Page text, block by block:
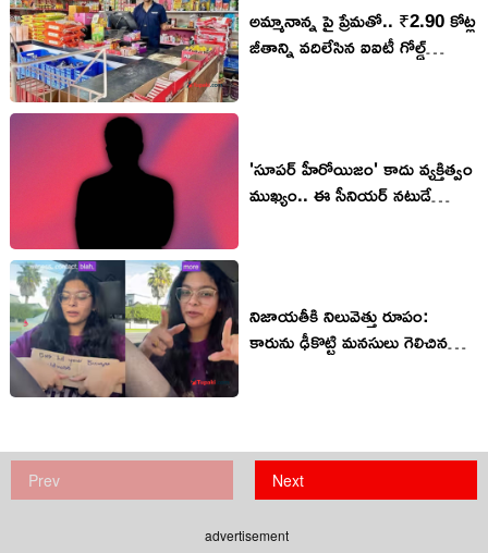
అమ్మానాన్న పై ప్రేమతో.. ₹2.90 కోట్ల
జీతాన్ని వదిలేసిన ఐఐటీ గోల్డ్
'సూప‌ర్ హీరోయిజం' కాదు వ్య‌క్తిత్వం
ముఖ్యం.. ఈ సీనియ‌ర్ నటుడే
నిజాయతీకి నిలువెత్తు రూపం:
కారును ఢీకొట్టి మనసులు గెలిచిన
Prev Next
advertisement